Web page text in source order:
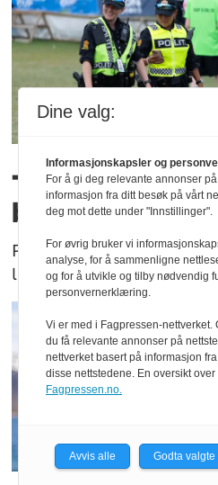
– Dette er
beste
Politiets tilstedeværelse
lagt merke til.
Dine valg:
Informasjonskapsler og
For å gi deg relevante annonser
informasjon fra ditt besøk på vårt
deg mot dette under "Innstillinger".
For øvrig bruker vi
analyse, for å sammenligne
og for å utvikle og tilby nødvendig
personvernerklæring.
Vi er med i Fagpressen-nettverket.
du få relevante annonser på
nettverket basert på informasjon
disse nettstedene. En oversikt
Fagpressen.no.
Avvis alle Godta valgte